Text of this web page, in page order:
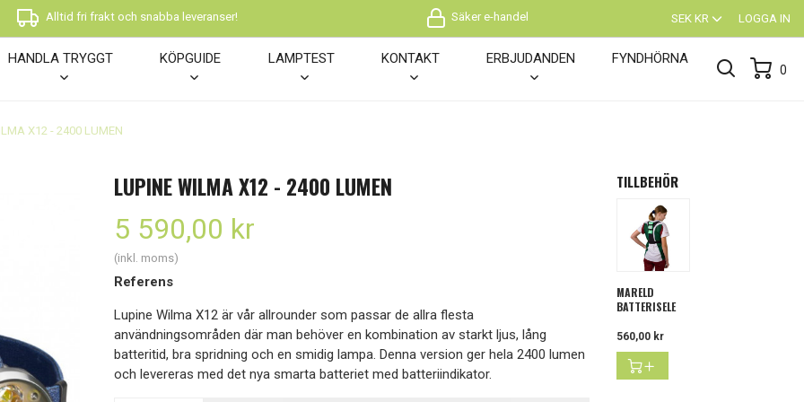
Alltid fri frakt och snabba leveranser! Säker e-handel SEK KR LOGGA IN
HANDLA TRYGGT KÖPGUIDE LAMPTEST KONTAKT ERBJUDANDEN FYNDHÖRNA
0
X12 - 2400 LUMEN
LUPINE WILMA X12 - 2400 LUMEN
5 590,00 kr
(inkl. moms)
Referens
Lupine Wilma X12 är vår allrounder som passar de allra flesta
användningsområden där man behöver en kombination av starkt ljus, lång
batteritid, bra spridning och en smidig lampa. Denna version ger hela 2400 lumen
och levereras med det nya smarta batteriet med batteriindikator.
TILLBEHÖR
MARELD
BATTERISELE
Pris
560,00 kr